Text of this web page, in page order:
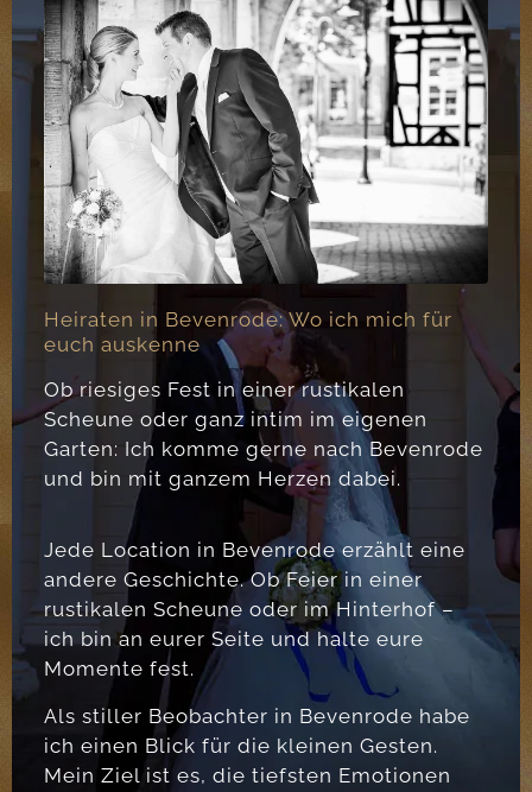
Heiraten in Bevenrode: Wo ich mich für
euch auskenne
Ob riesiges Fest in einer rustikalen
Scheune oder ganz intim im eigenen
Garten: Ich komme gerne nach Bevenrode
und bin mit ganzem Herzen dabei.
Jede Location in Bevenrode erzählt eine
andere Geschichte. Ob Feier in einer
rustikalen Scheune oder im Hinterhof –
ich bin an eurer Seite und halte eure
Momente fest.
Als stiller Beobachter in Bevenrode habe
ich einen Blick für die kleinen Gesten.
Mein Ziel ist es, die tiefsten Emotionen